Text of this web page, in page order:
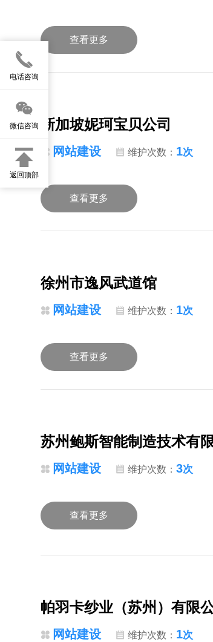
查看更多
新加坡妮珂宝贝公司
网站建设 维护次数： 1次
查看更多
徐州市逸风武道馆
网站建设 维护次数： 1次
查看更多
苏州鲍斯智能制造技术有
网站建设 维护次数：3次
查看更多
帕羽卡纱业（苏州）有限
网站建设 维护次数： 1次
电话咨询
微信咨询
返回顶部